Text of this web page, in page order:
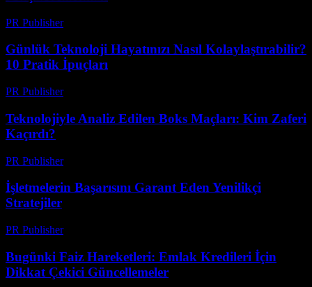
PR Publisher-
Günlük Teknoloji Hayatınızı Nasıl Kolaylaştırabilir?
10 Pratik İpuçları
PR Publisher-
Teknolojiyle Analiz Edilen Boks Maçları: Kim Zaferi
Kaçırdı?
PR Publisher-
İşletmelerin Başarısını Garant Eden Yenilikçi
Stratejiler
PR Publisher-
Bugünki Faiz Hareketleri: Emlak Kredileri İçin
Dikkat Çekici Güncellemeler